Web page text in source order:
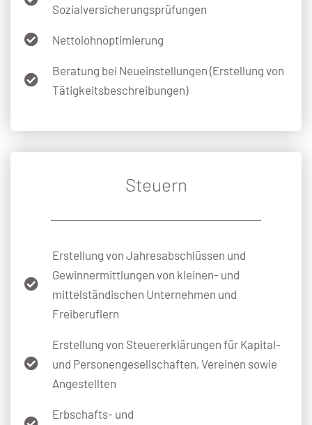
Sozialversicherungsprüfungen
Nettolohnoptimierung
Beratung bei Neueinstellungen (Erstellung von
Tätigkeitsbeschreibungen)
Steuern
Erstellung von Jahresabschlüssen und
Gewinnermittlungen von kleinen- und
mittelständischen Unternehmen und
Freiberuflern
Erstellung von Steuererklärungen für Kapital-
und Personengesellschaften, Vereinen sowie
Angestellten
Erbschafts- und